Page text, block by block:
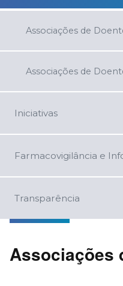
Associações de
Associações de
Iniciativas
Farmacovigilância e
Transparência
Associações